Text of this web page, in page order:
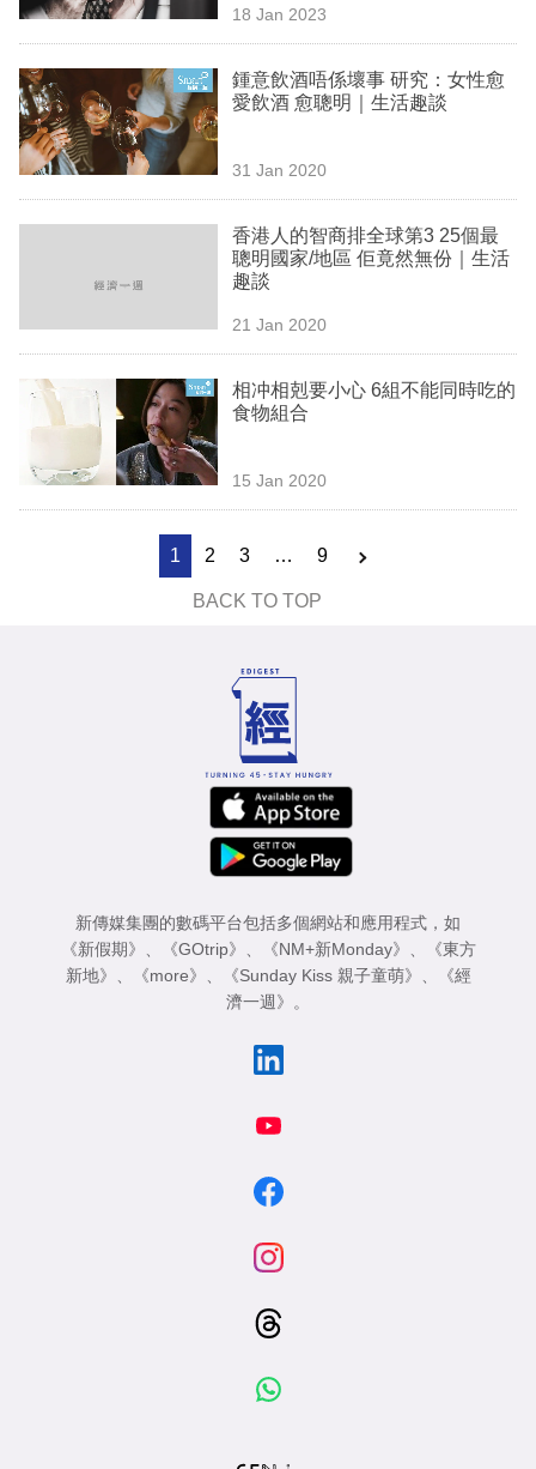
18 Jan 2023
鍾意飲酒唔係壞事 研究：女性愈
愛飲酒 愈聰明｜生活趣談
31 Jan 2020
香港人的智商排全球第3 25個最
聰明國家/地區 佢竟然無份｜生活
趣談
21 Jan 2020
相冲相剋要小心 6組不能同時吃的
食物組合
15 Jan 2020
1 2 3 … 9
BACK TO TOP
新傳媒集團的數碼平台包括多個網站和應用程式，如
《新假期》 、 《GOtrip》 、 《NM+新Monday》 、
《東方
新地》 、 《more》 、 《Sunday Kiss 親子童萌》 、
《經
濟一週》 。